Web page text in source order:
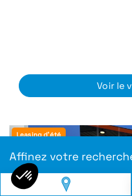
Affinez votre
Voir le
Leasing d'été